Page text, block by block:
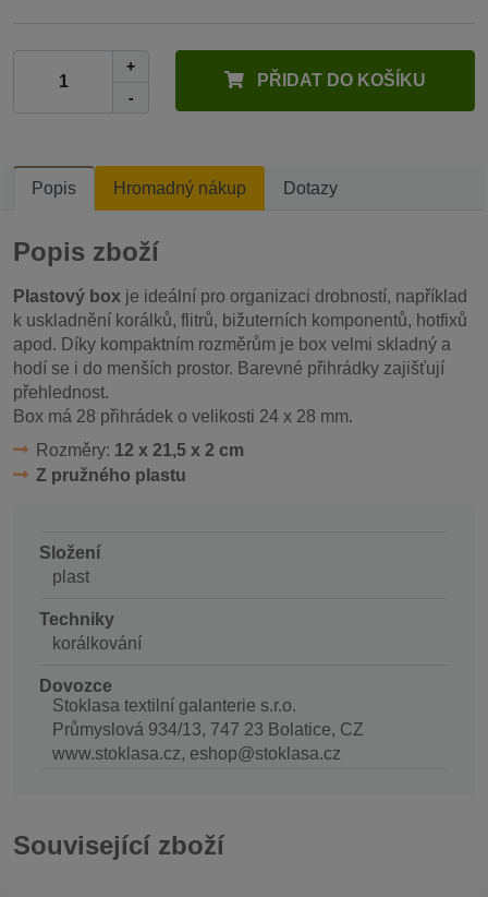
+
-
PŘIDAT DO KOŠÍKU
Popis Hromadný nákup Dotazy
Popis zboží
Plastový box je ideální pro organizaci drobností, například
k uskladnění korálků, flitrů, bižuterních komponentů, hotfixů
apod. Díky kompaktním rozměrům je box velmi skladný a
hodí se i do menších prostor. Barevné přihrádky zajišťují
přehlednost.
Box má 28 přihrádek o velikosti 24 x 28 mm.
Rozměry: 12 x 21,5 x 2 cm
Z pružného plastu
Složení
plast
Techniky
korálkování
Dovozce
Stoklasa textilní galanterie s.r.o.
Průmyslová 934/13, 747 23 Bolatice, CZ
www.stoklasa.cz, eshop@stoklasa.cz
Související zboží